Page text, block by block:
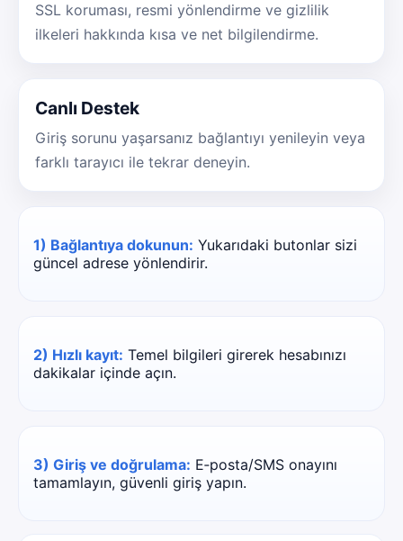
SSL koruması, resmi yönlendirme ve gizlilik
ilkeleri hakkında kısa ve net bilgilendirme.
Canlı Destek
Giriş sorunu yaşarsanız bağlantıyı yenileyin veya
farklı tarayıcı ile tekrar deneyin.
1) Bağlantıya dokunun: Yukarıdaki butonlar sizi
güncel adrese yönlendirir.
2) Hızlı kayıt: Temel bilgileri girerek hesabınızı
dakikalar içinde açın.
3) Giriş ve doğrulama: E‑posta/SMS onayını
tamamlayın, güvenli giriş yapın.